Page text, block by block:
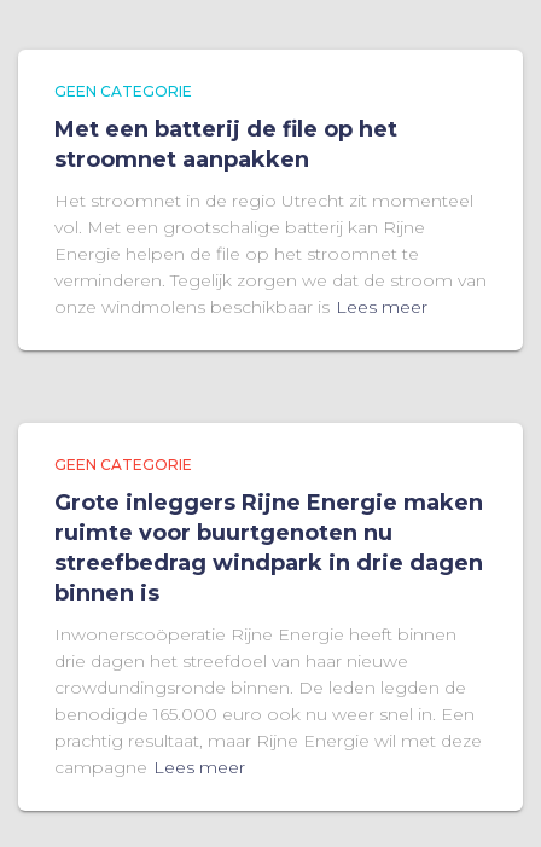
GEEN CATEGORIE
Met een batterij de file op het
stroomnet aanpakken
Het stroomnet in de regio Utrecht zit momenteel
vol. Met een grootschalige batterij kan Rijne
Energie helpen de file op het stroomnet te
verminderen. Tegelijk zorgen we dat de stroom van
onze windmolens beschikbaar is Lees meer
GEEN CATEGORIE
Grote inleggers Rijne Energie maken
ruimte voor buurtgenoten nu
streefbedrag windpark in drie dagen
binnen is
Inwonerscoöperatie Rijne Energie heeft binnen
drie dagen het streefdoel van haar nieuwe
crowdundingsronde binnen. De leden legden de
benodigde 165.000 euro ook nu weer snel in. Een
prachtig resultaat, maar Rijne Energie wil met deze
campagne Lees meer